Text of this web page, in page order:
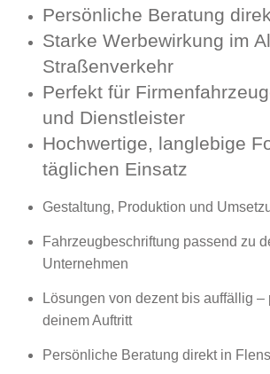
Persönliche Beratung
Starke Werbewirkung im
Straßenverkehr
Perfekt für
und Dienstleister
Hochwertige, langlebige
täglichen Einsatz
Gestaltung, Produktion und
Fahrzeugbeschriftung passend zu
Unternehmen
Lösungen von dezent bis auffällig –
deinem Auftritt
Persönliche Beratung direkt in